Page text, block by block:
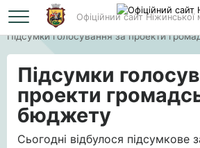
Офіційний сайт Ніжинської
Головна
Підсумки голосування за проекти
Підсумки
проекти
бюджету
Сьогодні відбулося підсумкове